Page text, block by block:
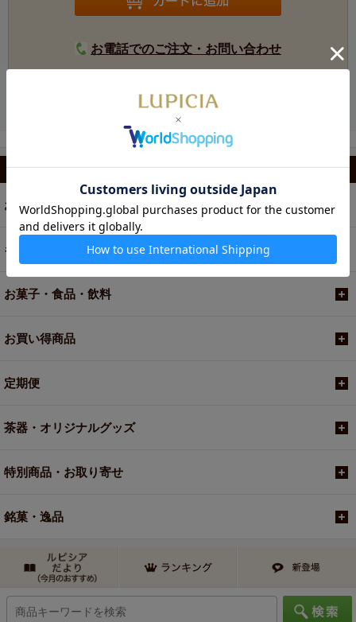
お電話でのご注文・お問い合わせ
カテゴリから選ぶ
お茶
ギフト
お菓子・食品・飲料
お買い得商品
定期便
茶器・オリジナルグッズ
特別商品・お取り寄せ
銘菓・逸品